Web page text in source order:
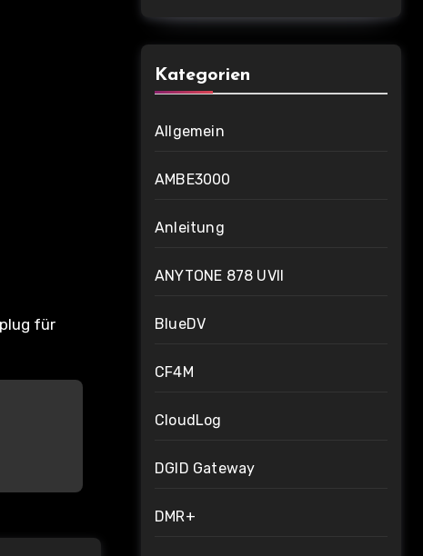
für
Kategorien
Allgemein
AMBE3000
Anleitung
ANYTONE 878 UVII
BlueDV
CF4M
CloudLog
DGID Gateway
DMR+